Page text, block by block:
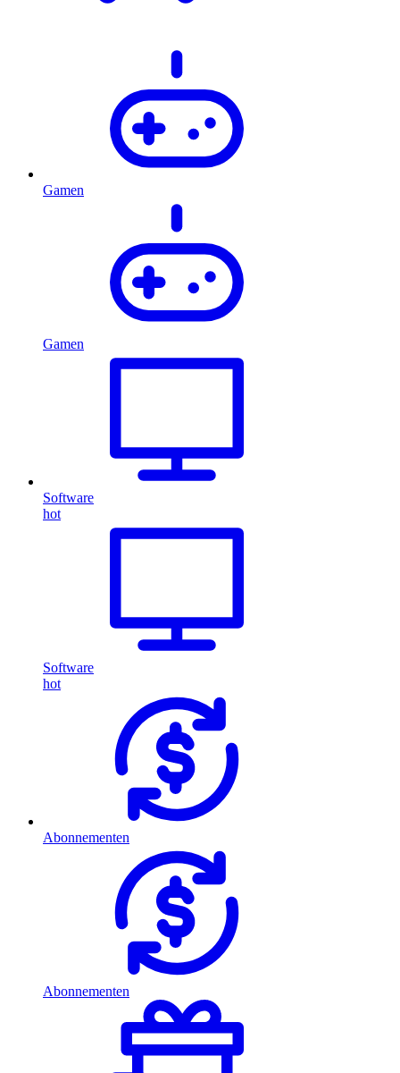
Gamen
Gamen
Software
hot
Software
hot
Abonnementen
Abonnementen